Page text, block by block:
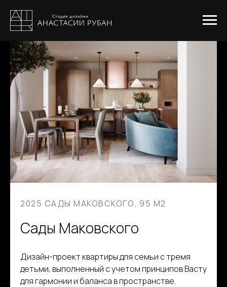
2025 САДЫ МАКОВСКОГО, 95 М2
Сады Маковского
Дизайн-проект квартиры для семьи с тремя
детьми, выполненный с учетом принципов Васту
для гармонии и баланса в пространстве.